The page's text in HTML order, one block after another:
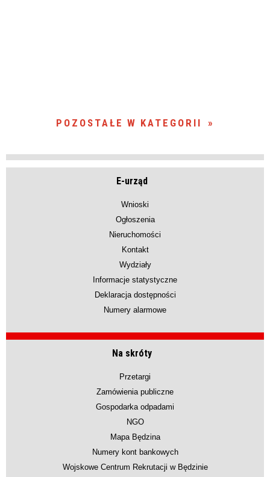
POZOSTAŁE W KATEGORII
E-urząd
Wnioski
Ogłoszenia
Nieruchomości
Kontakt
Wydziały
Informacje statystyczne
Deklaracja dostępności
Numery alarmowe
Na skróty
Przetargi
Zamówienia publiczne
Gospodarka odpadami
NGO
Mapa Będzina
Numery kont bankowych
Wojskowe Centrum Rekrutacji w Będzinie